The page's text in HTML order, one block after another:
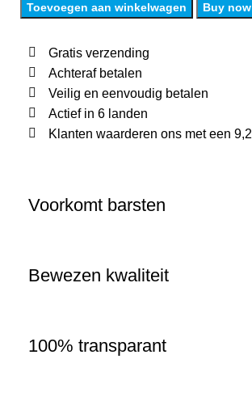
Toevoegen aan winkelwagen Buy now
Gratis verzending
Achteraf betalen
Veilig en eenvoudig betalen
Actief in 6 landen
Klanten waarderen ons met een 9,2
Voorkomt barsten
Bewezen kwaliteit
100% transparant